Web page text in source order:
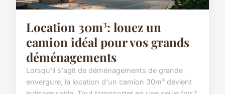
Location 30m³: louez un
camion idéal pour vos grands
déménagements
Lorsqu'il s'agit de déménagements de grande
envergure, la location d'un camion 30m³ devient